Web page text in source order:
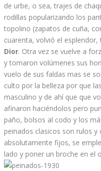
de urbe, o sea, trajes de
rodillas popularizando los
topolino (zapatos de cuña,
cuarenta, volvió el
Dior. Otra vez se vuelve a
y tomaron volúmenes sus
vuelo de sus faldas mas se
culto por la belleza por que
masculino y de ahí que que
afinaron haciéndolos pero
paño, bolsos al codo y los
peinados clasicos son rulos
absolutamente fijos, se
lado y poner un broche en el